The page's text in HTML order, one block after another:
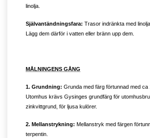
linolja.
Självantändningsfara: Trasor indränkta med
Lägg dem därför i vatten eller bränn upp dem.
MÅLNINGENS GÅNG
1. Grundning: Grunda med färg förtunnad med ca
Utomhus krävs Gysinges grundfärg för
zinkvittgrund, för ljusa kulörer.
2. Mellanstrykning: Mellanstryk med färgen
terpentin.